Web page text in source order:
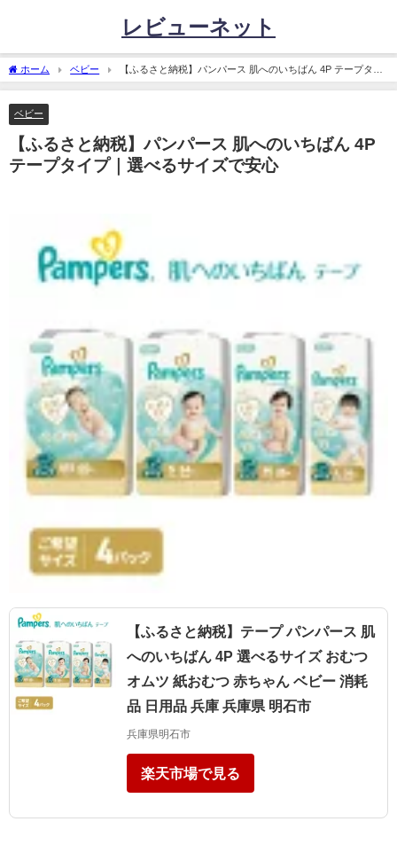
レビューネット
ホーム ベビー
【ふるさと納税】パンパース 肌へのいちばん 4P テープタイ
プ｜選べるサイズで安心
ベビー
【ふるさと納税】パンパース 肌へのいちばん 4P
テープタイプ｜選べるサイズで安心
【ふるさと納税】テープ パンパース 肌
へのいちばん 4P 選べるサイズ おむつ
オムツ 紙おむつ 赤ちゃん ベビー 消耗
品 日用品 兵庫 兵庫県 明石市
兵庫県明石市
楽天市場で見る